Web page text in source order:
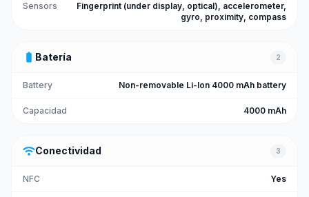
Sensors
Fingerprint (under display, optical), accelerometer,
gyro, proximity, compass
battery_full Batería 2
Battery Non-removable Li-Ion 4000 mAh battery
Capacidad 4000 mAh
wifiConectividad 3
NFC Yes